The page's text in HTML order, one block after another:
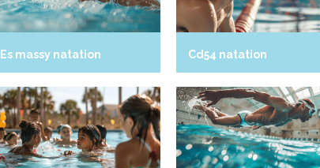
Es massy natation Cd54 natation